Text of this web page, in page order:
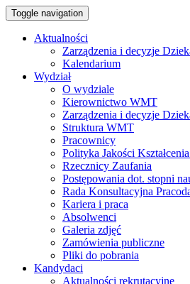
Toggle navigation
Aktualności
Zarządzenia i decyzje
Kalendarium
Wydział
O wydziale
Kierownictwo WMT
Zarządzenia i decyzje
Struktura WMT
Pracownicy
Polityka Jakości
Rzecznicy Zaufania
Postępowania dot. stopni
Rada Konsultacyjna
Kariera i praca
Absolwenci
Galeria zdjęć
Zamówienia publiczne
Pliki do pobrania
Kandydaci
Aktualności rekrutacyjne